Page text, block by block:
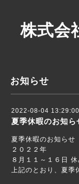
株式会
お知らせ
2022-08-04 13:29:00
夏季休暇のお知ら
夏季休暇のお知らせ
２０２２年
８月１１～１６日 休
上記のとおり、夏季